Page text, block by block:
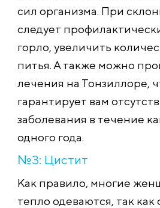
сил организма. При
следует
горло, увеличить
питья. А также можно
лечения на Тонзиллоре,
гарантирует вам
заболевания в течение
одного года.
№3: Цистит
Как правило, многие
тепло одеваются, так как